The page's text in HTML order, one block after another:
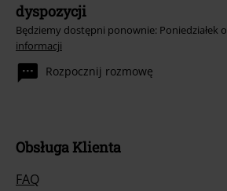
dyspozycji
Będziemy dostępni ponownie: Poniedziałek
informacji
Rozpocznij rozmowę
Obsługa Klienta
FAQ